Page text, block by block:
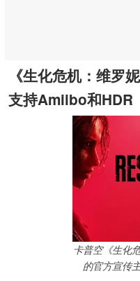
《生化危机：维罗
支持Amiibo和HDR
卡普空《生化
的官方宣传